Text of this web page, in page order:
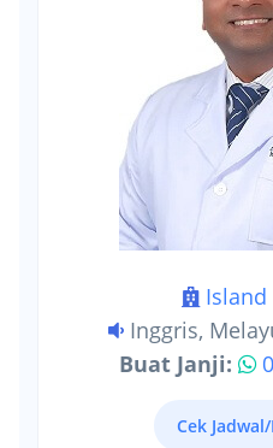
Inggris,
Buat Janji:
Cek